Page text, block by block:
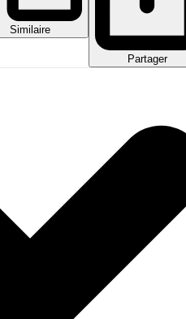
Similaire
Partager